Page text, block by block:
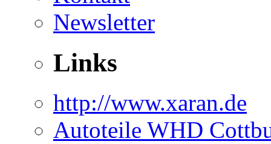
Newsletter
Links
http://www.xaran.de
Autoteile WHD